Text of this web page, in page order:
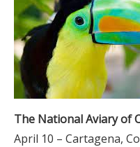
The National Aviary of
April 10 – Cartagena,